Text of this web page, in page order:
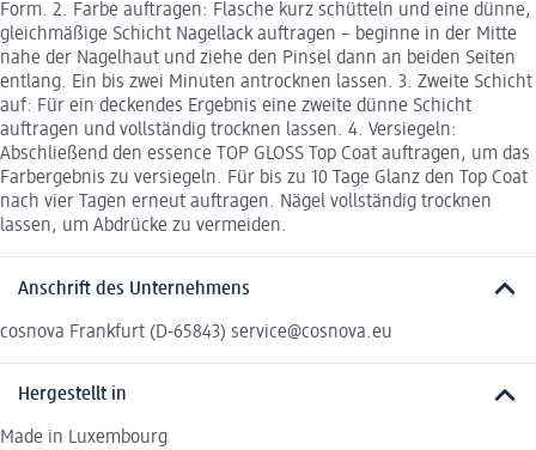
Form. 2. Farbe auftragen: Flasche kurz schütteln und eine dünne,
gleichmäßige Schicht Nagellack auftragen – beginne in der Mitte
nahe der Nagelhaut und ziehe den Pinsel dann an beiden Seiten
entlang. Ein bis zwei Minuten antrocknen lassen. 3. Zweite Schicht
auf: Für ein deckendes Ergebnis eine zweite dünne Schicht
auftragen und vollständig trocknen lassen. 4. Versiegeln:
Abschließend den essence TOP GLOSS Top Coat auftragen, um das
Farbergebnis zu versiegeln. Für bis zu 10 Tage Glanz den Top Coat
nach vier Tagen erneut auftragen. Nägel vollständig trocknen
lassen, um Abdrücke zu vermeiden.
Anschrift des Unternehmens
cosnova Frankfurt (D-65843) service@cosnova.eu
Hergestellt in
Made in Luxembourg